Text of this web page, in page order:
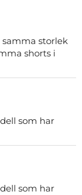
samma storlek
shorts i
som har
som har